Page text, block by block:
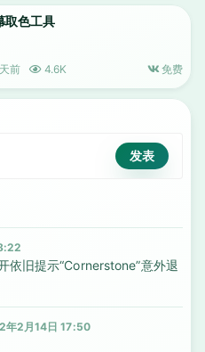
取色工具
前 4.6K 免费
依旧提示“Cornerstone”意外退
年2月14日 17:50